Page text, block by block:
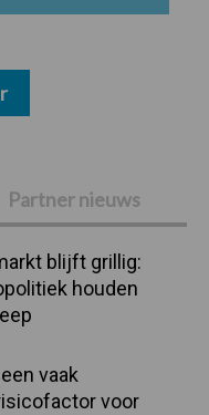
Partner nieuws
blijft grillig:
houden
vaak
voor